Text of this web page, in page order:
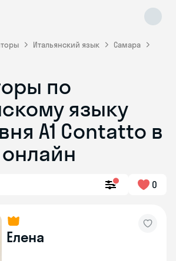
Итальянский язык
Самара
по
языку
А1 Contatto в
0
Елена